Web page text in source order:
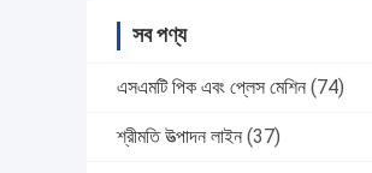
সব পণ্য
এসএমটি পিক এবং প্লেস মেশিন (74)
শ্রীমতি উত্পাদন লাইন (37)